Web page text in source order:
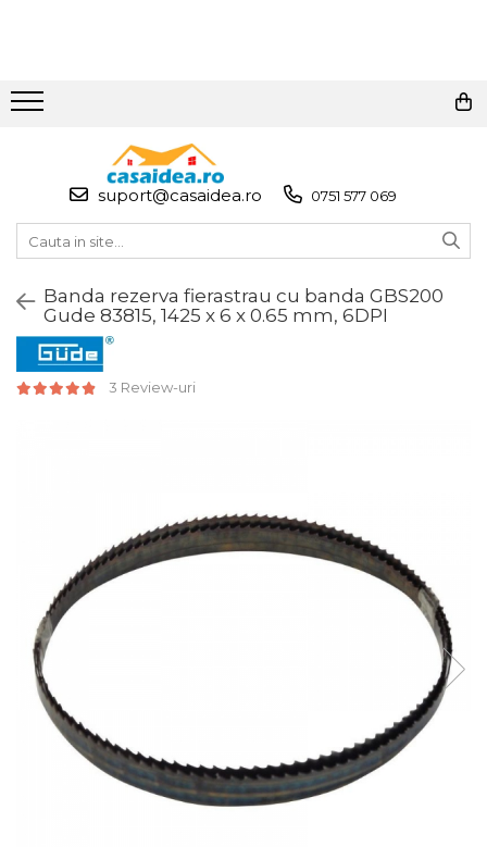
Adeziv Instant & Super Glue
Epoxidic
Banda Adeziva
Pasta de Lipit Universala
Suruburi
Banda Izolatoare
Articole Pentru Gradina
Accesorii Bucatarie
Termostat
Sisteme de Supraveghere &
Alarme Casa
Accesorii Baie
Accesorii Telefoane
Casti Audio
Accesorii Laptop & PC
suport@casaidea.ro 0751 577 069
Banda rezerva fierastrau cu banda GBS200
Gude 83815, 1425 x 6 x 0.65 mm, 6DPI
3 Review-uri